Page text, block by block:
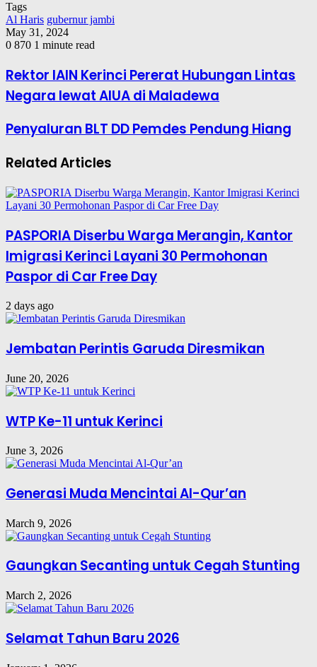
Tags
Al Haris gubernur jambi
May 31, 2024
0 870 1 minute read
Rektor IAIN Kerinci Pererat Hubungan Lintas
Negara lewat AIUA di Maladewa
Penyaluran BLT DD Pemdes Pendung Hiang
Related Articles
PASPORIA Diserbu Warga Merangin, Kantor
Imigrasi Kerinci Layani 30 Permohonan
Paspor di Car Free Day
2 days ago
Jembatan Perintis Garuda Diresmikan
June 20, 2026
WTP Ke-11 untuk Kerinci
June 3, 2026
Generasi Muda Mencintai Al-Qur’an
March 9, 2026
Gaungkan Secanting untuk Cegah Stunting
March 2, 2026
Selamat Tahun Baru 2026